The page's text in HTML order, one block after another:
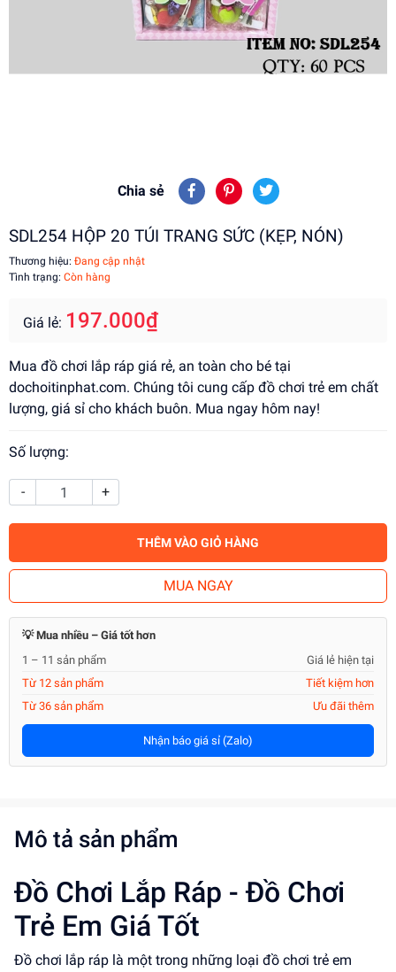
Chia sẻ
SDL254 HỘP 20 TÚI TRANG SỨC (KẸP, NÓN)
Thương hiệu: Đang cập nhật
Tình trạng: Còn hàng
Giá lẻ: 197.000₫
Mua đồ chơi lắp ráp giá rẻ, an toàn cho bé tại
dochoitinphat.com. Chúng tôi cung cấp đồ chơi trẻ em chất
lượng, giá sỉ cho khách buôn. Mua ngay hôm nay!
Số lượng:
- +
THÊM VÀO GIỎ HÀNG
MUA NGAY
💡 Mua nhiều – Giá tốt hơn
1 – 11 sản phẩm
Giá lẻ hiện tại
Từ 12 sản phẩm
Tiết kiệm hơn
Từ 36 sản phẩm
Ưu đãi thêm
Nhận báo giá sỉ (Zalo)
Mô tả sản phẩm
Đồ Chơi Lắp Ráp - Đồ Chơi
Trẻ Em Giá Tốt
Đồ chơi lắp ráp là một trong những loại đồ chơi trẻ em